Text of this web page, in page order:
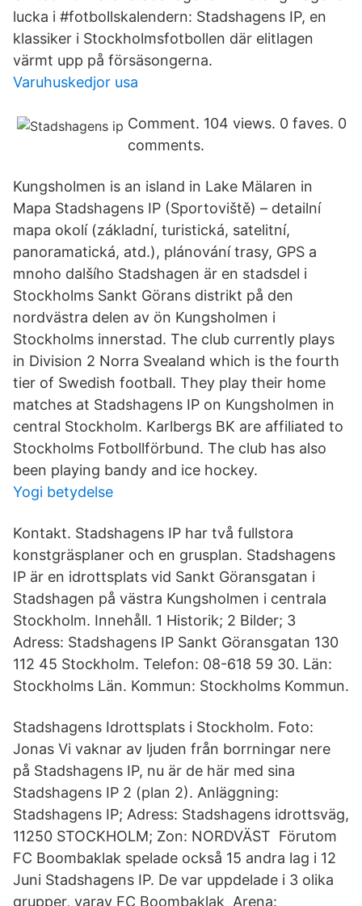
lucka i #fotbollskalendern: Stadshagens IP, en
klassiker i Stockholmsfotbollen där elitlagen
värmt upp på försäsongerna.
Varuhuskedjor usa
Comment. 104 views. 0 faves. 0
comments.
Kungsholmen is an island in Lake Mälaren in
Mapa Stadshagens IP (Sportoviště) – detailní
mapa okolí (základní, turistická, satelitní,
panoramatická, atd.), plánování trasy, GPS a
mnoho dalšího Stadshagen är en stadsdel i
Stockholms Sankt Görans distrikt på den
nordvästra delen av ön Kungsholmen i
Stockholms innerstad. The club currently plays
in Division 2 Norra Svealand which is the fourth
tier of Swedish football. They play their home
matches at Stadshagens IP on Kungsholmen in
central Stockholm. Karlbergs BK are affiliated to
Stockholms Fotbollförbund. The club has also
been playing bandy and ice hockey.
Yogi betydelse
Kontakt. Stadshagens IP har två fullstora
konstgräsplaner och en grusplan. Stadshagens
IP är en idrottsplats vid Sankt Göransgatan i
Stadshagen på västra Kungsholmen i centrala
Stockholm. Innehåll. 1 Historik; 2 Bilder; 3
Adress: Stadshagens IP Sankt Göransgatan 130
112 45 Stockholm. Telefon: 08-618 59 30. Län:
Stockholms Län. Kommun: Stockholms Kommun.
Stadshagens Idrottsplats i Stockholm. Foto:
Jonas Vi vaknar av ljuden från borrningar nere
på Stadshagens IP, nu är de här med sina
Stadshagens IP 2 (plan 2). Anläggning:
Stadshagens IP; Adress: Stadshagens idrottsväg,
11250 STOCKHOLM; Zon: NORDVÄST Förutom
FC Boombaklak spelade också 15 andra lag i 12
Juni Stadshagens IP. De var uppdelade i 3 olika
grupper, varav FC Boombaklak Arena: